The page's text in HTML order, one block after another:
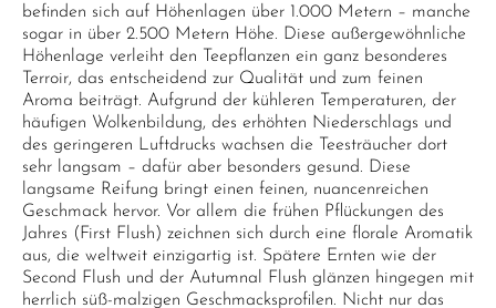
befinden sich auf Höhenlagen über 1.000 Metern – manche
sogar in über 2.500 Metern Höhe. Diese außergewöhnliche
Höhenlage verleiht den Teepflanzen ein ganz besonderes
Terroir, das entscheidend zur Qualität und zum feinen
Aroma beiträgt. Aufgrund der kühleren Temperaturen, der
häufigen Wolkenbildung, des erhöhten Niederschlags und
des geringeren Luftdrucks wachsen die Teesträucher dort
sehr langsam – dafür aber besonders gesund. Diese
langsame Reifung bringt einen feinen, nuancenreichen
Geschmack hervor. Vor allem die frühen Pflückungen des
Jahres (First Flush) zeichnen sich durch eine florale Aromatik
aus, die weltweit einzigartig ist. Spätere Ernten wie der
Second Flush und der Autumnal Flush glänzen hingegen mit
herrlich süß-malzigen Geschmacksprofilen. Nicht nur das